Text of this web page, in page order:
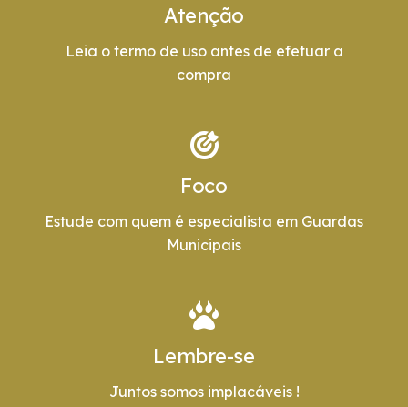
Atenção
Leia o termo de uso antes de efetuar a
compra
Foco
Estude com quem é especialista em Guardas
Municipais
Lembre-se
Juntos somos implacáveis !